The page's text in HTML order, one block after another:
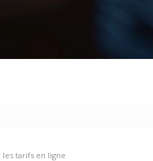
tarifs en ligne